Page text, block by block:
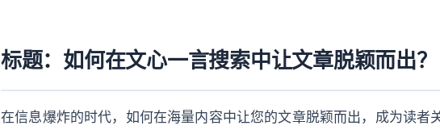
标题：如何在文心一言搜索中让文章脱颖而出？
在信息爆炸的时代，如何在海量内容中让您的文章脱颖而出，成为读者